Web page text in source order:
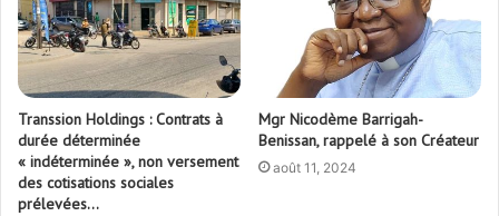
Transsion Holdings : Contrats à
durée déterminée
« indéterminée », non versement
des cotisations sociales
prélevées…
Mgr Nicodème Barrigah-
Benissan, rappelé à son Créateur
août 11, 2024